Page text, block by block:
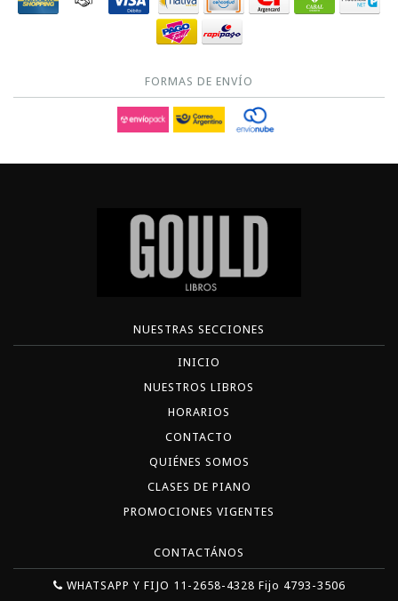
FORMAS DE ENVÍO
NUESTRAS SECCIONES
INICIO
NUESTROS LIBROS
HORARIOS
CONTACTO
QUIÉNES SOMOS
CLASES DE PIANO
PROMOCIONES VIGENTES
CONTACTÁNOS
WHATSAPP Y FIJO 11-2658-4328 Fijo 4793-3506